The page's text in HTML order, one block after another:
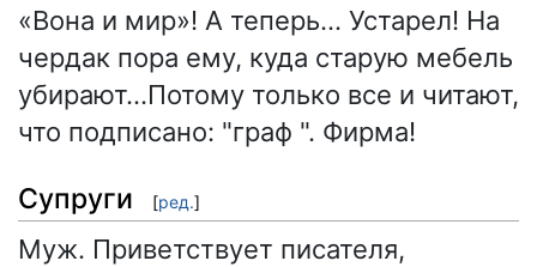
«Вона и мир»! А теперь… Устарел! На
чердак пора ему, куда старую мебель
убирают…Потому только все и читают,
что подписано: "граф ". Фирма!
Супруги [ред.]
Муж. Приветствует писателя,